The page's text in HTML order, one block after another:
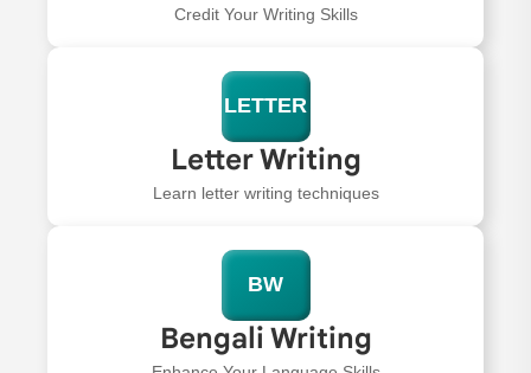
Credit Your Writing Skills
LETTER
Letter Writing
Learn letter writing techniques
BW
Bengali Writing